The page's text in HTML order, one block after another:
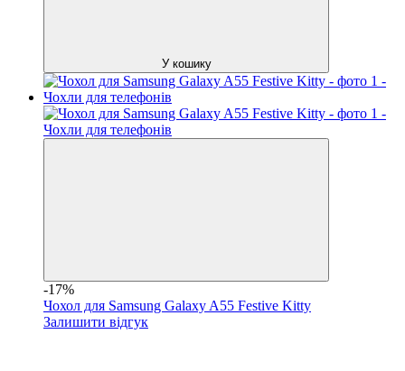
У кошику
-17%
Чохол для Samsung Galaxy A55 Festive Kitty
Залишити відгук